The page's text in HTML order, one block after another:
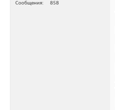
Сообщения
858